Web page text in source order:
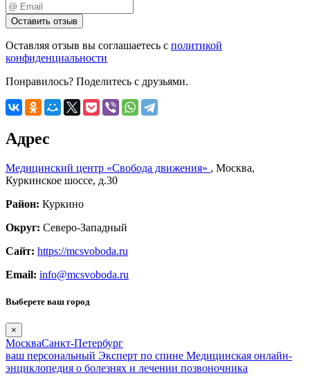
Оставляя отзыв вы соглашаетесь с политикой
конфиденциальности
Понравилось? Поделитесь с друзьями.
Адрес
Медицинский центр «Свобода движения» , Москва,
Куркинское шоссе, д.30
Район: Куркино
Округ: Северо-Западный
Сайт: https://mcsvoboda.ru
Email: info@mcsvoboda.ru
Выберете ваш город
×
МоскваСанкт-Петербург
ваш персональный Эксперт по спине Медицинская онлайн-
энциклопедия о болезнях и лечении позвоночника